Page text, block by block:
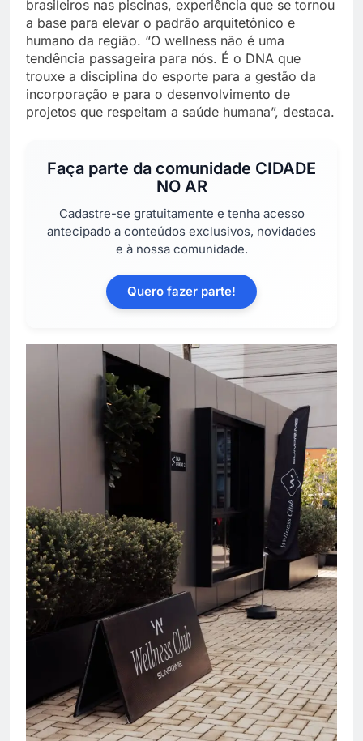
brasileiros nas piscinas, experiência que se tornou
a base para elevar o padrão arquitetônico e
humano da região. “O wellness não é uma
tendência passageira para nós. É o DNA que
trouxe a disciplina do esporte para a gestão da
incorporação e para o desenvolvimento de
projetos que respeitam a saúde humana”, destaca.
Faça parte da comunidade CIDADE
NO AR
Cadastre-se gratuitamente e tenha acesso
antecipado a conteúdos exclusivos, novidades
e à nossa comunidade.
Quero fazer parte!